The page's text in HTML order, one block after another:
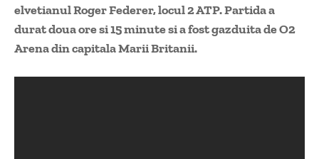
elvetianul Roger Federer, locul 2 ATP. Partida a
durat doua ore si 15 minute si a fost gazduita de O2
Arena din capitala Marii Britanii.